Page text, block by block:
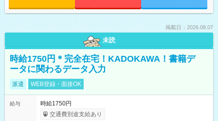
掲載日：2026.08.07
未読
時給1750円＊完全在宅！KADOKAWA！書籍デ
ータに関わるデータ入力
派遣 WEB登録・面接OK
給与
時給1750円
交通費別途支給あり